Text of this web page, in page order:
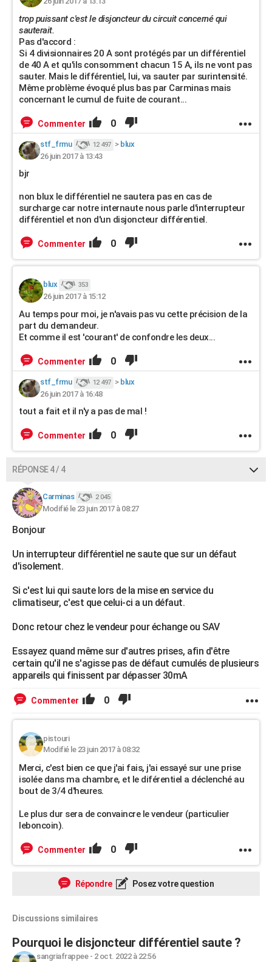
trop puissant c'est le disjoncteur du circuit concerné qui
sauterait.
Pas d'accord :
Si 4 divisionnaires 20 A sont protégés par un différentiel
de 40 A et qu'ils consomment chacun 15 A, ils ne vont pas
sauter. Mais le différentiel, lui, va sauter par surintensité.
Même problème évoqué plus bas par Carminas mais
concernant le cumul de fuite de courant...
Commenter 0
stf_frmu 12 497 > blux
26 juin 2017 à 13:43
bjr
non blux le différentiel ne sautera pas en cas de
surcharge car notre internaute nous parle d'interrupteur
différentiel et non d'un disjoncteur différentiel.
Commenter 0
blux 353
26 juin 2017 à 15:12
Au temps pour moi, je n'avais pas vu cette précision de la
part du demandeur.
Et comme il est 'courant' de confondre les deux...
Commenter 0
stf_frmu 12 497 > blux
26 juin 2017 à 16:48
tout a fait et il n'y a pas de mal !
Commenter 0
RÉPONSE 4 / 4
Carminas 2 045
Modifié le 23 juin 2017 à 08:27
Bonjour
Un interrupteur différentiel ne saute que sur un défaut
d'isolement.
Si c'est lui qui saute lors de la mise en service du
climatiseur, c'est que celui-ci a un défaut.
Donc retour chez le vendeur pour échange ou SAV
Essayez quand même sur d'autres prises, afin d'être
certain qu'il ne s'agisse pas de défaut cumulés de plusieurs
appareils qui finissent par dépasser 30mA
Commenter 0
pistouri
Modifié le 23 juin 2017 à 08:32
Merci, c'est bien ce que j'ai fais, j'ai essayé sur une prise
isolée dans ma chambre, et le diférentiel a déclenché au
bout de 3/4 d'heures.
Le plus dur sera de convaincre le vendeur (particulier
leboncoin).
Commenter 0
Répondre Posez votre question
Discussions similaires
Pourquoi le disjoncteur différentiel saute ?
sangriafrappee- 2 oct. 2022 à 22:56